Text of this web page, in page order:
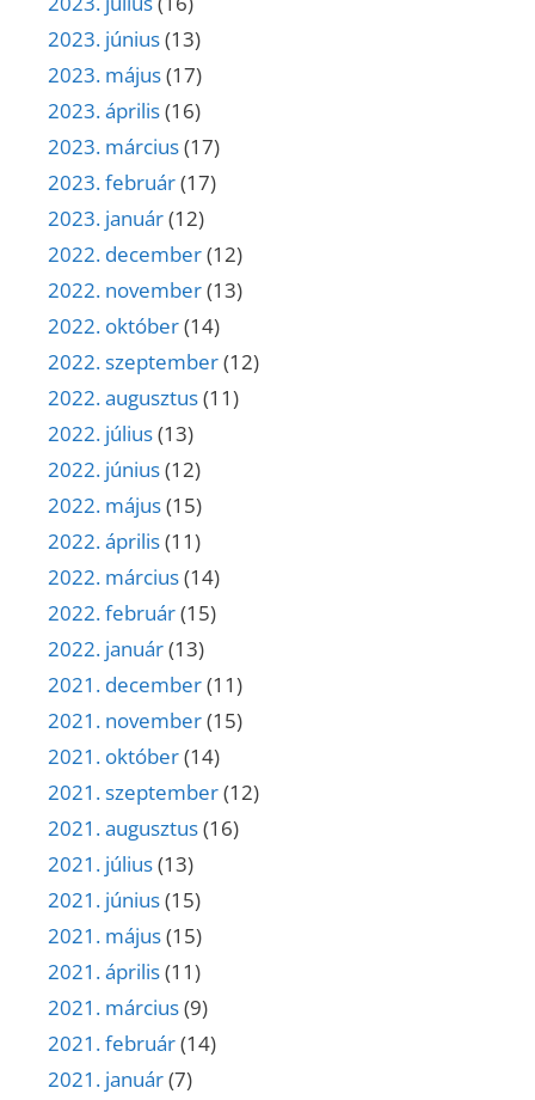
2023. június(13)
2023. május(17)
2023. április(16)
2023. március(17)
2023. február(17)
2023. január(12)
2022. december(12)
2022. november(13)
2022. október(14)
2022. szeptember(12)
2022. augusztus(11)
2022. július(13)
2022. június(12)
2022. május(15)
2022. április(11)
2022. március(14)
2022. február(15)
2022. január(13)
2021. december(11)
2021. november(15)
2021. október(14)
2021. szeptember(12)
2021. augusztus(16)
2021. július(13)
2021. június(15)
2021. május(15)
2021. április(11)
2021. március(9)
2021. február(14)
2021. január(7)